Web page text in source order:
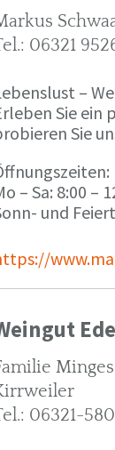
06321
–
Sie ein
Sie
– Sa: 8:00 –
und
06321-